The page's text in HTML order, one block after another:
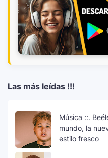
Las más leídas !!!
Música ::.
mundo, la
estilo fresco